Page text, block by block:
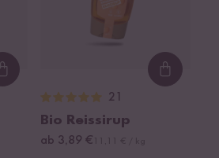
Loading...
21
Bio Reissirup
ab 3,89 €